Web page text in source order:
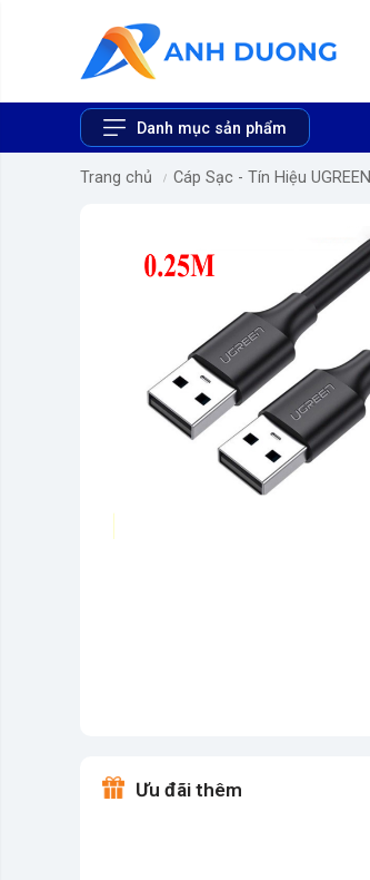
Danh mục sản phẩm
Trang chủ Cáp Sạc - Tín Hiệu UGREEN
Ưu đãi thêm